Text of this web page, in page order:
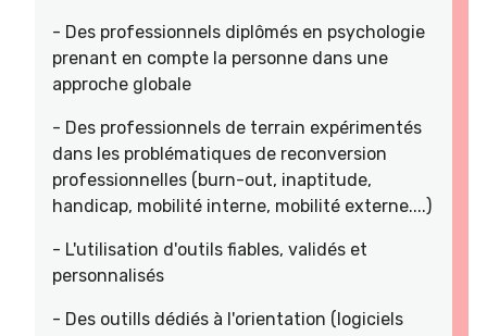
- Des professionnels diplômés en psychologie
prenant en compte la personne dans une
approche globale
- Des professionnels de terrain expérimentés
dans les problématiques de reconversion
professionnelles (burn-out, inaptitude,
handicap, mobilité interne, mobilité externe....)
- L'utilisation d'outils fiables, validés et
personnalisés
- Des outills dédiés à l'orientation (logiciels